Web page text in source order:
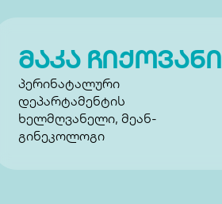
მაკა ჩიქოვანი
პერინატალური
დეპარტამენტის
ხელმღვანელი, მეან-
გინეკოლოგი